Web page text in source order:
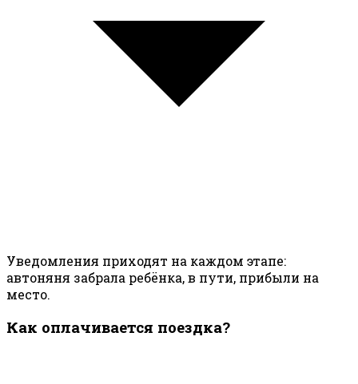
Уведомления приходят на каждом этапе:
автоняня забрала ребёнка, в пути, прибыли на
место.
Как оплачивается поездка?